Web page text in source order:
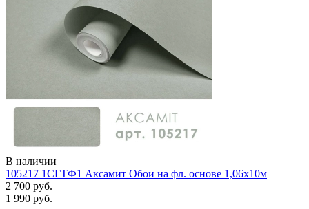
В наличии
105217 1СГТФ1 Аксамит Обои на фл. основе 1,06х10м
2 700 руб.
1 990 руб.